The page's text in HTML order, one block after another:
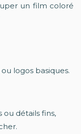
un film coloré
logos basiques.
ou détails fins,